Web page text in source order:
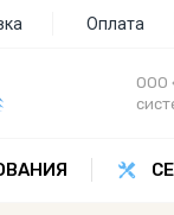
Оплата
ООО